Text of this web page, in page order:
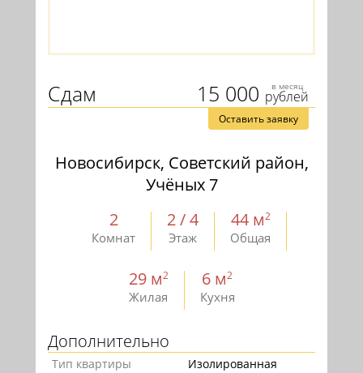
15 000 в месяц
рублей
Сдам
Оставить заявку
Новосибирск, Советский район,
Учёных 7
2
Комнат
2 / 4
Этаж
44 м2
Общая
29 м2
Жилая
6 м2
Кухня
Дополнительно
Тип квартиры
Изолированная